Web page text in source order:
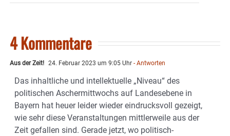
4 Kommentare
Aus der Zeit! 24. Februar 2023 um 9:05 Uhr - Antworten
Das inhaltliche und intellektuelle „Niveau“ des
politischen Aschermittwochs auf Landesebene in
Bayern hat heuer leider wieder eindrucksvoll gezeigt,
wie sehr diese Veranstaltungen mittlerweile aus der
Zeit gefallen sind. Gerade jetzt, wo politisch-